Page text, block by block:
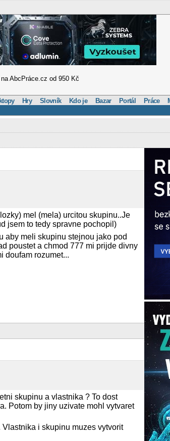
na AbcPráce.cz od 950 Kč
Hry Slovník Kdo je Bazar Portál Práce
mel (mela) urcitou skupinu..Je
jsem to tedy spravne pochopil)
aby meli skupinu stejnou jako pod
poustet a chmod 777 mi prijde divny
doufam rozumet...
skupinu a vlastnika ? To dost
Potom by jiny uzivate mohl vytvaret
i skupinu muzes vytvorit